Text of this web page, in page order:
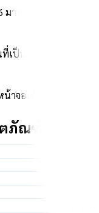
มาพร้อมชิปประมวลผล
เป็นอันตรายโดยไม่ทำ
าจอให้สัมพันธ์กับแสง
ณฑ์ CHiQ
เป้า
ระบบ
โภชน
ผิวห
สุขภา